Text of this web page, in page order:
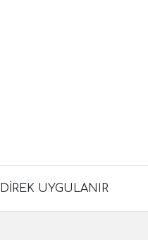
UYGULANIR